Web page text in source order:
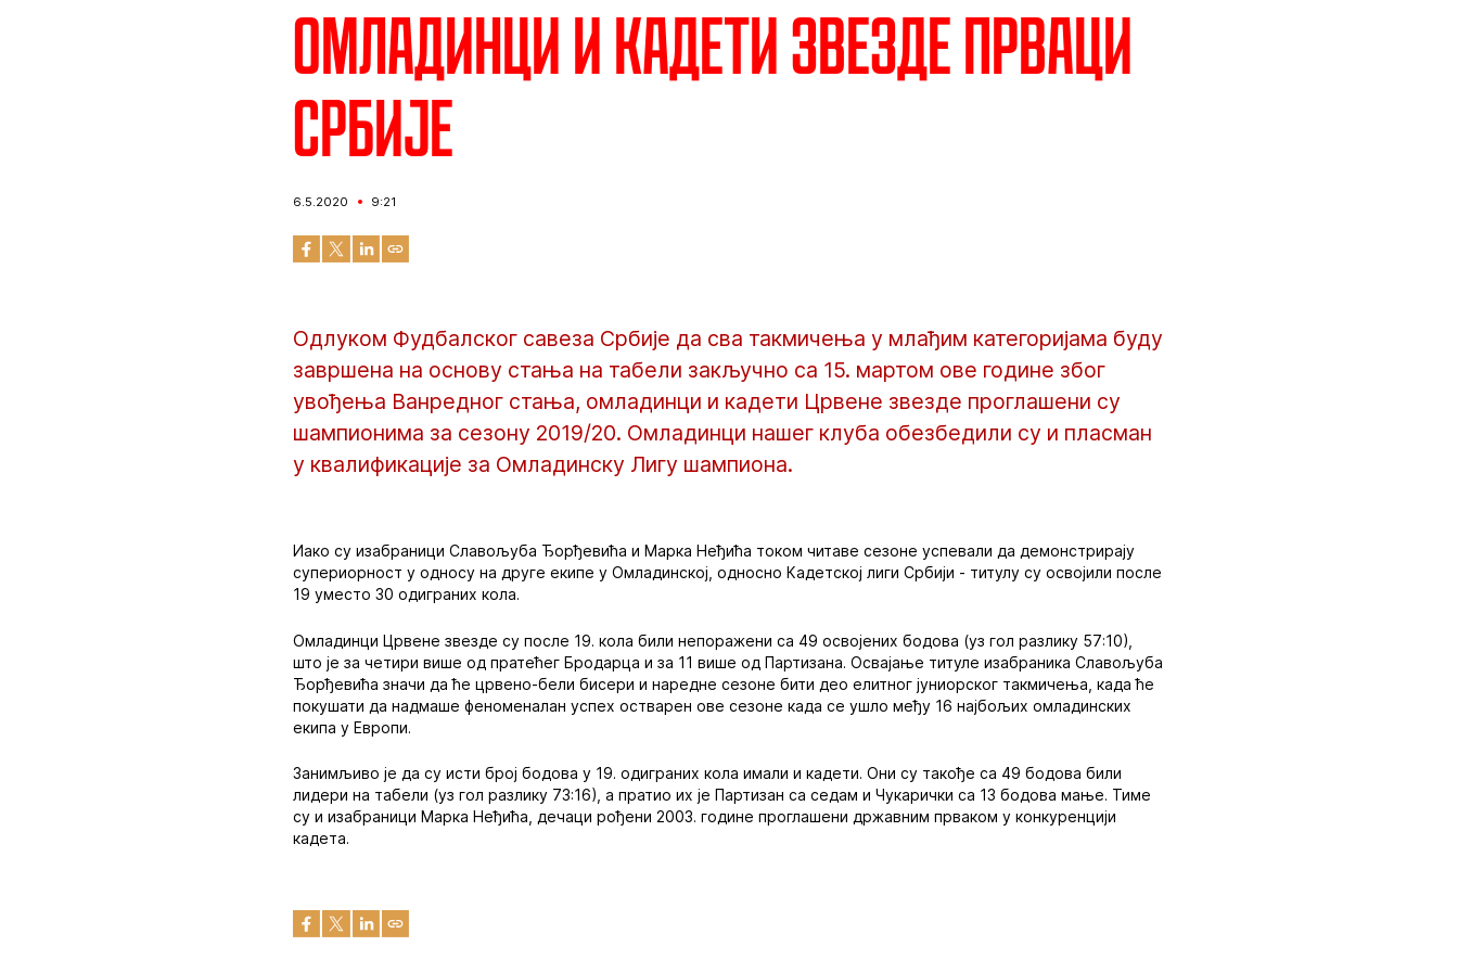
Омладинци и кадети Звезде прваци
Србије
6.5.2020 9:21
Одлуком Фудбалског савеза Србије да сва такмичења у млађим категоријама буду
завршена на основу стања на табели закључно са 15. мартом ове године због
увођења Ванредног стања, омладинци и кадети Црвене звезде проглашени су
шампионима за сезону 2019/20. Омладинци нашег клуба обезбедили су и пласман
у квалификације за Омладинску Лигу шампиона.
Иако су изабраници Славољуба Ђорђевића и Марка Неђића током читаве сезоне успевали да демонстрирају
супериорност у односу на друге екипе у Омладинској, односно Кадетској лиги Србији - титулу су освојили после
19 уместо 30 одиграних кола.
Омладинци Црвене звезде су после 19. кола били непоражени са 49 освојених бодова (уз гол разлику 57:10),
што је за четири више од пратећег Бродарца и за 11 више од Партизана. Освајање титуле изабраника Славољуба
Ђорђевића значи да ће црвено-бели бисери и наредне сезоне бити део елитног јуниорског такмичења, када ће
покушати да надмаше феноменалан успех остварен ове сезоне када се ушло међу 16 најбољих омладинских
екипа у Европи.
Занимљиво је да су исти број бодова у 19. одиграних кола имали и кадети. Они су такође са 49 бодова били
лидери на табели (уз гол разлику 73:16), а пратио их је Партизан са седам и Чукарички са 13 бодова мање. Тиме
су и изабраници Марка Неђића, дечаци рођени 2003. године проглашени државним прваком у конкуренцији
кадета.